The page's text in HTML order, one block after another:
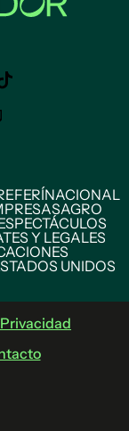
NACIONAL
AGRO
Y LEGALES
UNIDOS